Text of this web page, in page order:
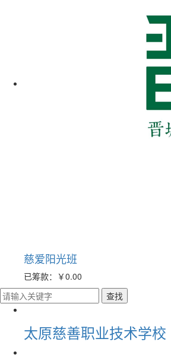
慈爱阳光班
已筹款： ￥0.00
太原慈善职业技术学